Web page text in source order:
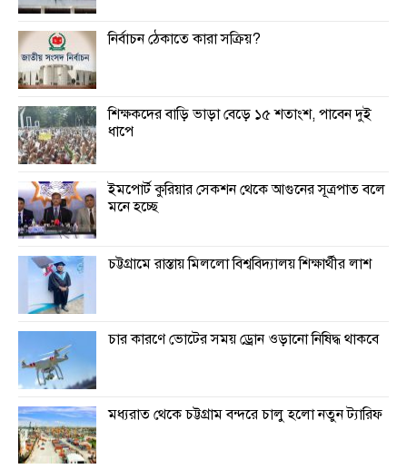
নির্বাচন ঠেকাতে কারা সক্রিয়?
শিক্ষকদের বাড়ি ভাড়া বেড়ে ১৫ শতাংশ, পাবেন দুই
ধাপে
ইমপোর্ট কুরিয়ার সেকশন থেকে আগুনের সূত্রপাত বলে
মনে হচ্ছে
চট্টগ্রামে রাস্তায় মিললো বিশ্ববিদ্যালয় শিক্ষার্থীর লাশ
চার কারণে ভোটের সময় ড্রোন ওড়ানো নিষিদ্ধ থাকবে
মধ্যরাত থেকে চট্টগ্রাম বন্দরে চালু হলো নতুন ট্যারিফ